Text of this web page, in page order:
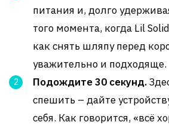
питания и, долго
того момента, когда Lil
как снять шляпу перед
уважительно и подходяще.
Подождите 30 секунд.
спешить – дайте
себя. Как говорится, «всё